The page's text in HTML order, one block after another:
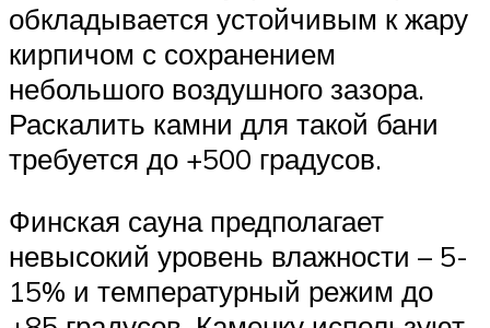
обкладывается устойчивым к жару
кирпичом с сохранением
небольшого воздушного зазора.
Раскалить камни для такой бани
требуется до +500 градусов.
Финская сауна предполагает
невысокий уровень влажности – 5-
15% и температурный режим до